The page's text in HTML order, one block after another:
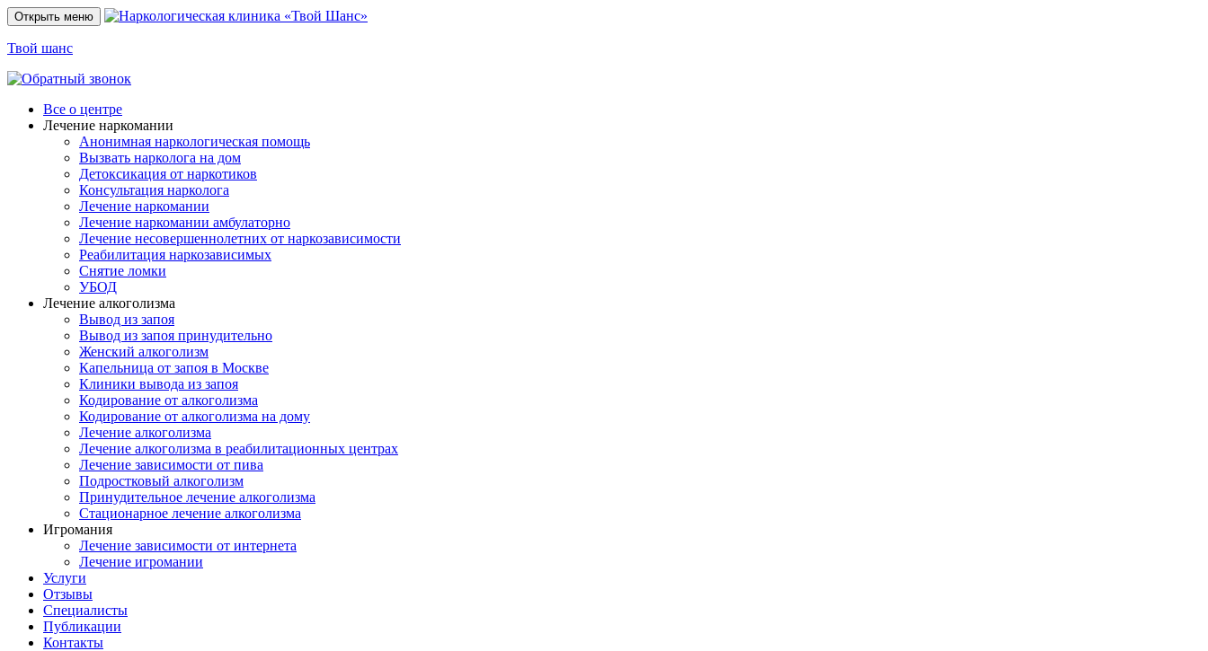
Открыть меню
Твой шанс
Все о центре
Лечение наркомании
Анонимная наркологическая помощь
Вызвать нарколога на дом
Детоксикация от наркотиков
Консультация нарколога
Лечение наркомании
Лечение наркомании амбулаторно
Лечение несовершеннолетних от наркозависимости
Реабилитация наркозависимых
Снятие ломки
УБОД
Лечение алкоголизма
Вывод из запоя
Вывод из запоя принудительно
Женский алкоголизм
Капельница от запоя в Москве
Клиники вывода из запоя
Кодирование от алкоголизма
Кодирование от алкоголизма на дому
Лечение алкоголизма
Лечение алкоголизма в реабилитационных центрах
Лечение зависимости от пива
Подростковый алкоголизм
Принудительное лечение алкоголизма
Стационарное лечение алкоголизма
Игромания
Лечение зависимости от интернета
Лечение игромании
Услуги
Отзывы
Специалисты
Публикации
Контакты